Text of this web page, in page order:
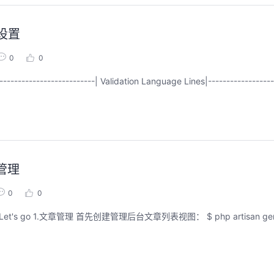
置
0 0
| Validation Language
理
0 0
能，并体验业界主流具身模型应用。